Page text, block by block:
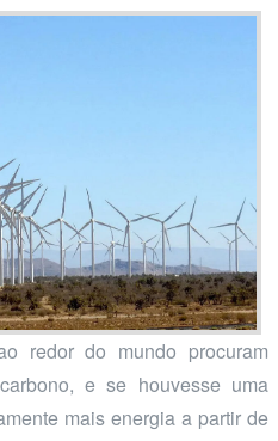
redor do mundo procuram
e se houvesse uma
mais energia a partir de